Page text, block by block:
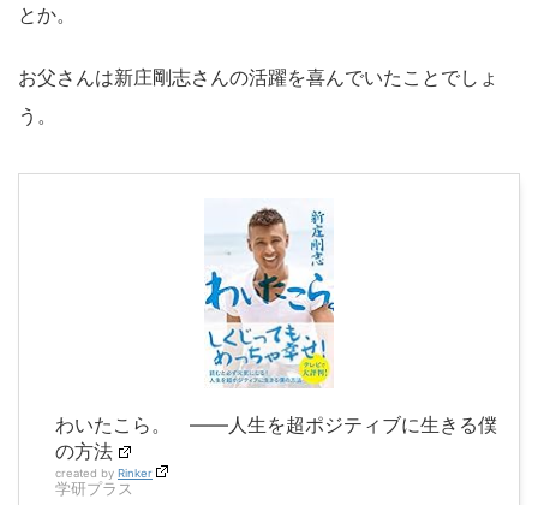
とか。
お父さんは新庄剛志さんの活躍を喜んでいたことでしょ
う。
わいたこら。 ――人生を超ポジティブに生きる僕
の方法
created by Rinker
学研プラス